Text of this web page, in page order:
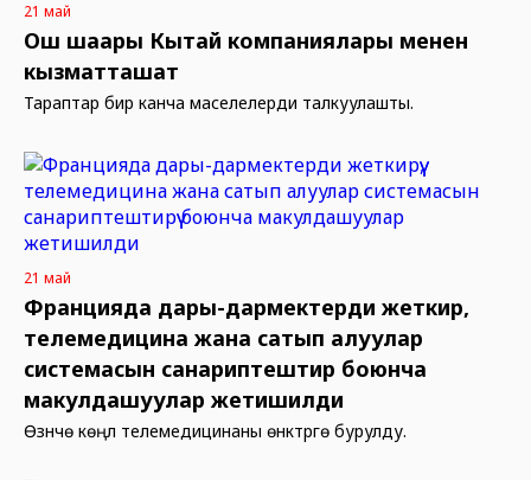
21 май
Ош шаары Кытай компаниялары менен
кызматташат
Тараптар бир канча маселелерди талкуулашты.
21 май
Францияда дары-дармектерди жеткирүү,
телемедицина жана сатып алуулар
системасын санариптештирүү боюнча
макулдашуулар жетишилди
Өзүнчө көңүл телемедицинаны өнүктүрүүгө бурулду.